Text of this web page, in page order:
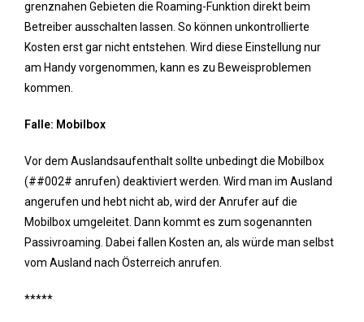
grenznahen Gebieten die Roaming-Funktion direkt beim
Betreiber ausschalten lassen. So können unkontrollierte
Kosten erst gar nicht entstehen. Wird diese Einstellung nur
am Handy vorgenommen, kann es zu Beweisproblemen
kommen.
Falle: Mobilbox
Vor dem Auslandsaufenthalt sollte unbedingt die Mobilbox
(##002# anrufen) deaktiviert werden. Wird man im Ausland
angerufen und hebt nicht ab, wird der Anrufer auf die
Mobilbox umgeleitet. Dann kommt es zum sogenannten
Passivroaming. Dabei fallen Kosten an, als würde man selbst
vom Ausland nach Österreich anrufen.
*****